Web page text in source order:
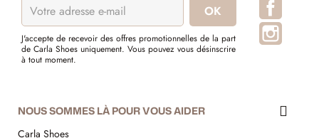
J'accepte de recevoir des offres promotionnelles de la part
de Carla Shoes uniquement. Vous pouvez vous désinscrire
à tout moment.
NOUS SOMMES LÀ POUR VOUS AIDER
Carla Shoes